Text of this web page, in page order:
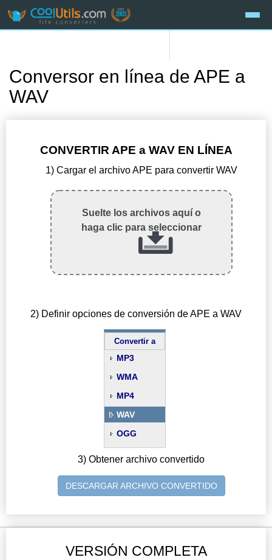
Conversor en línea de APE a
WAV
CONVERTIR APE a WAV EN LÍNEA
1) Cargar el archivo APE para convertir WAV
Suelte los archivos aquí o
haga clic para seleccionar
2) Definir opciones de conversión de APE a WAV
Convertir a
MP3
WMA
MP4
WAV
OGG
3) Obtener archivo convertido
DESCARGAR ARCHIVO CONVERTIDO
VERSIÓN COMPLETA